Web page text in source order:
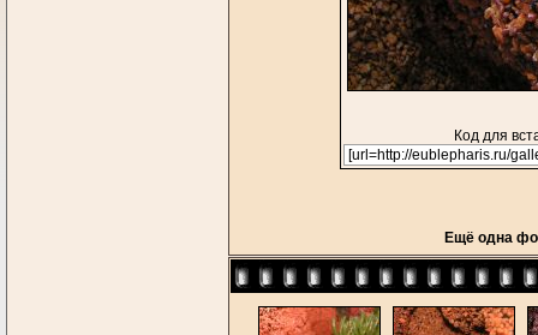
Код для
Ещё одна